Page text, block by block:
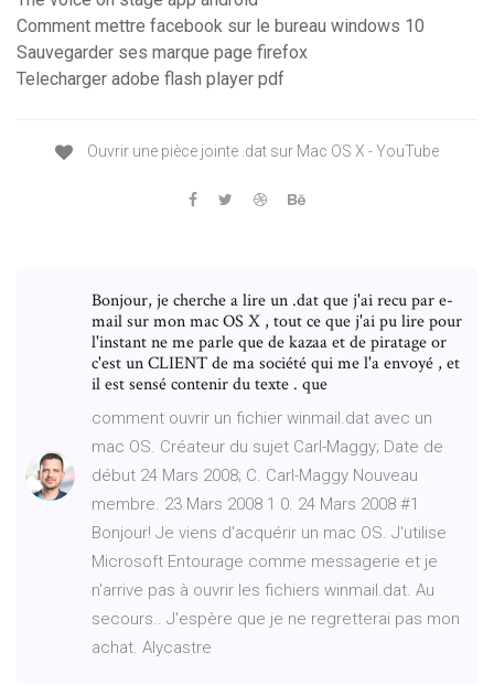
Comment mettre facebook sur le bureau windows 10
Sauvegarder ses marque page firefox
Telecharger adobe flash player pdf
Ouvrir une pièce jointe .dat sur Mac OS X - YouTube
Bonjour, je cherche a lire un .dat que j'ai recu par e-
mail sur mon mac OS X , tout ce que j'ai pu lire pour
l'instant ne me parle que de kazaa et de piratage or
c'est un CLIENT de ma société qui me l'a envoyé , et
il est sensé contenir du texte . que
comment ouvrir un fichier winmail.dat avec un
mac OS. Créateur du sujet Carl-Maggy; Date de
début 24 Mars 2008; C. Carl-Maggy Nouveau
membre. 23 Mars 2008 1 0. 24 Mars 2008 #1
Bonjour! Je viens d'acquérir un mac OS. J'utilise
Microsoft Entourage comme messagerie et je
n'arrive pas à ouvrir les fichiers winmail.dat. Au
secours.. J'espère que je ne regretterai pas mon
achat. Alycastre